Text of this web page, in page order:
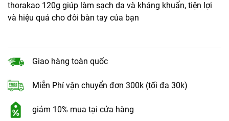
thorakao 120g giúp làm sạch da và kháng khuẩn, tiện lợi
và hiệu quả cho đôi bàn tay của bạn
Giao hàng toàn quốc
Miễn Phí vận chuyển đơn 300k (tối đa 30k)
giảm 10% mua tại cửa hàng